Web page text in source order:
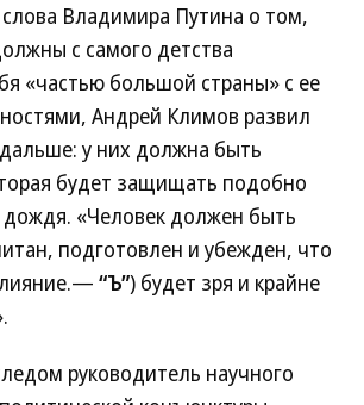
Владимира Путина о том,
с самого детства
«частью большой страны» с ее
Андрей Климов развил
у них должна быть
будет защищать подобно
дождя. «Человек должен быть
подготовлен и убежден, что
“Ъ”) будет зря и крайне
руководитель научного